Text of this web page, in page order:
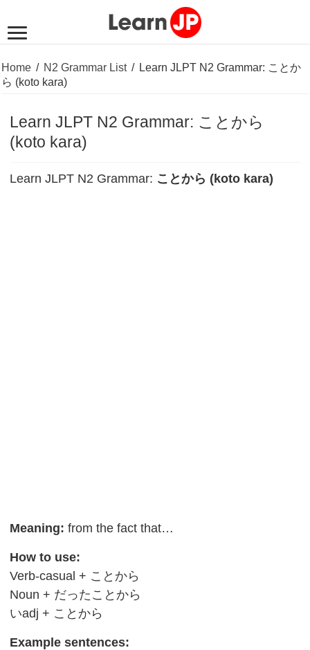
Home / N2 Grammar List / Learn JLPT N2 Grammar: ことか
ら (koto kara)
Learn JLPT N2 Grammar: ことから
(koto kara)
Learn JLPT N2 Grammar: ことから (koto kara)
Meaning: from the fact that…
How to use:
Verb-casual + ことから
Noun + だったことから
いadj + ことから
Example sentences: